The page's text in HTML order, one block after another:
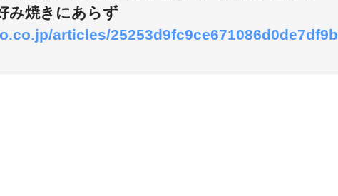
み焼きにあらず
articles/25253d9fc9ce671086d0de7df9b